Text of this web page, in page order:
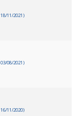
11/2021)
08/2021)
11/2020)